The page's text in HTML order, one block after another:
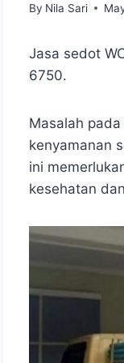
By Nila Sari
Jasa sedot
6750.
Masalah
kenyamanan
ini
kesehatan